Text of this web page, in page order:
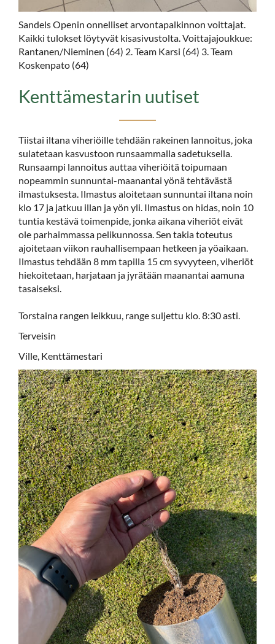
Sandels Openin onnelliset arvontapalkinnon voittajat.
Kaikki tulokset löytyvät kisasivustolta. Voittajajoukkue:
Rantanen/Nieminen (64) 2. Team Karsi (64) 3. Team
Koskenpato (64)
Kenttämestarin uutiset
Tiistai iltana viheriöille tehdään rakeinen lannoitus, joka
sulatetaan kasvustoon runsaammalla sadetuksella.
Runsaampi lannoitus auttaa viheriöitä toipumaan
nopeammin sunnuntai-maanantai yönä tehtävästä
ilmastuksesta. Ilmastus aloitetaan sunnuntai iltana noin
klo 17 ja jatkuu illan ja yön yli. Ilmastus on hidas, noin 10
tuntia kestävä toimenpide, jonka aikana viheriöt eivät
ole parhaimmassa pelikunnossa. Sen takia toteutus
ajoitetaan viikon rauhallisempaan hetkeen ja yöaikaan.
Ilmastus tehdään 8 mm tapilla 15 cm syvyyteen, viheriöt
hiekoitetaan, harjataan ja jyrätään maanantai aamuna
tasaiseksi.
Torstaina rangen leikkuu, range suljettu klo. 8:30 asti.
Terveisin
Ville, Kenttämestari